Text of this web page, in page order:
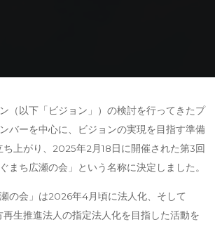
（以下「ビジョン」）の検討を行ってきたプ
バーを中心に、ビジョンの実現を目指す準備
上がり、2025年2月18日に開催された第3回
まち広瀬の会」という名称に決定しました。
の会」は2026年4月頃に法人化、そして
生推進法人の指定法人化を目指した活動を